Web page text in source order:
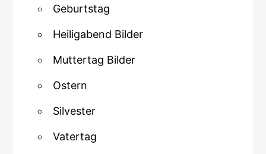
Geburtstag
Heiligabend Bilder
Muttertag Bilder
Ostern
Silvester
Vatertag